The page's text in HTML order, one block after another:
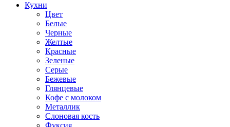
Кухни
Цвет
Белые
Черные
Желтые
Красные
Зеленые
Серые
Бежевые
Глянцевые
Кофе с молоком
Металлик
Слоновая кость
Фуксия